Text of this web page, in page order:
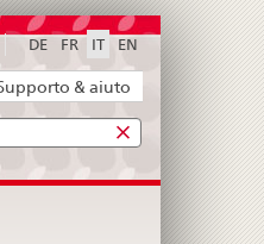
& aiuto
DE FR IT EN